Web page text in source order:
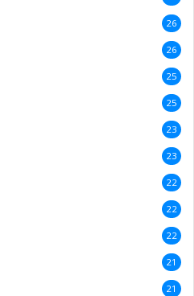
26
26
25
25
23
23
22
22
22
21
21